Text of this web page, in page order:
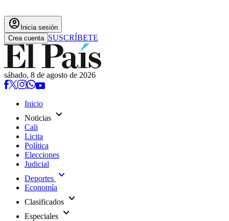
account_circle Inicia sesión
Crea cuenta SUSCRÍBETE
sábado, 8 de agosto de 2026
Inicio
Noticias expand_more
Cali
Licita
Política
Elecciones
Judicial
Deportes expand_more
Economía
Clasificados expand_more
Especiales expand_more